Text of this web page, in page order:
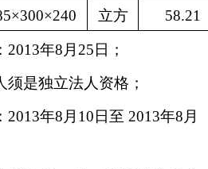
×300×240 立方 58.21
2013年8 月 25 日；
须是独立法人资格；
2013年8 月 10 日至 2013年8 月